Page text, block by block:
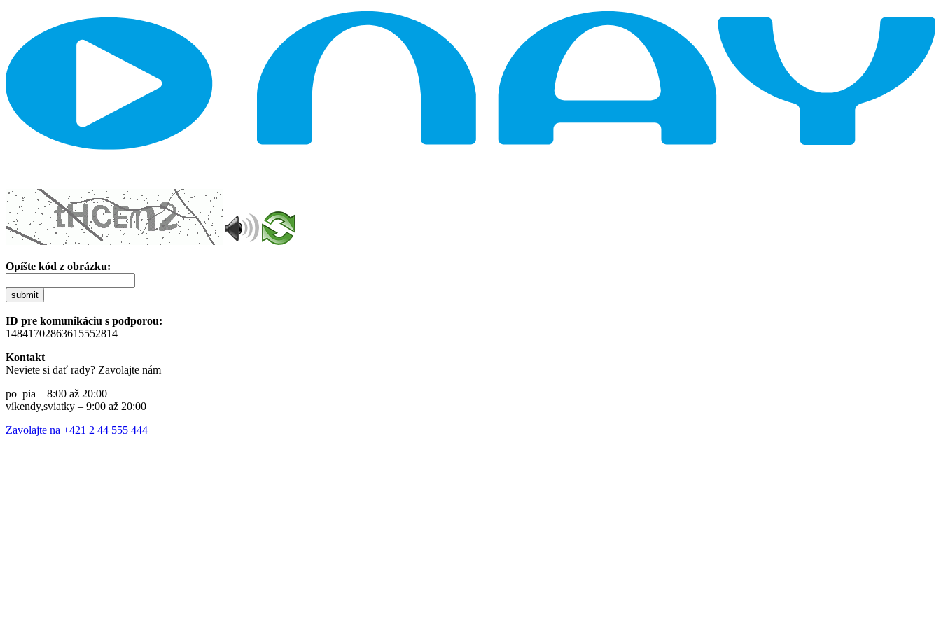
Opíšte kód z obrázku:
submit
ID pre komunikáciu s podporou:
14841702863615552814
Kontakt
Neviete si dať rady? Zavolajte nám
po–pia – 8:00 až 20:00
víkendy,sviatky – 9:00 až 20:00
Zavolajte na +421 2 44 555 444